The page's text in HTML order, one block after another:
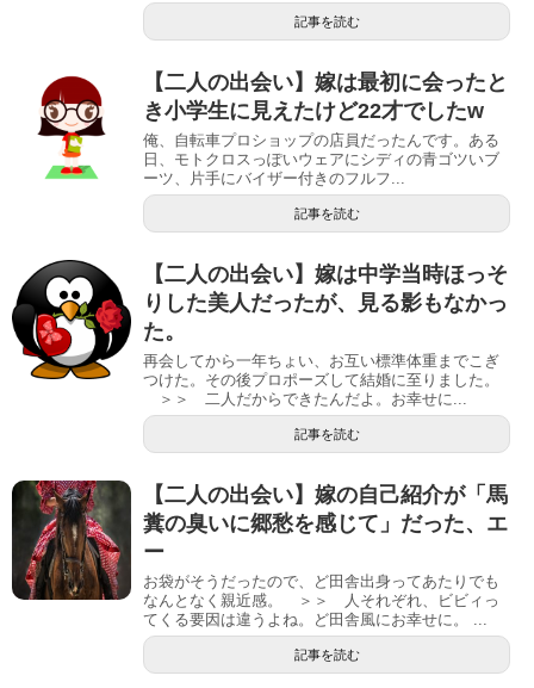
記事を読む
【二人の出会い】嫁は最初に会ったと
き小学生に見えたけど22才でしたw
俺、自転車プロショップの店員だったんです。ある
日、モトクロスっぽいウェアにシディの青ゴツいブ
ーツ、片手にバイザー付きのフルフ...
記事を読む
【二人の出会い】嫁は中学当時ほっそ
りした美人だったが、見る影もなかっ
た。
再会してから一年ちょい、お互い標準体重までこぎ
つけた。その後プロポーズして結婚に至りました。
＞＞ 二人だからできたんだよ。お幸せに...
記事を読む
【二人の出会い】嫁の自己紹介が「馬
糞の臭いに郷愁を感じて」だった、エ
ー
お袋がそうだったので、ど田舎出身ってあたりでも
なんとなく親近感。 ＞＞ 人それぞれ、ビビィっ
てくる要因は違うよね。ど田舎風にお幸せに。 ...
記事を読む